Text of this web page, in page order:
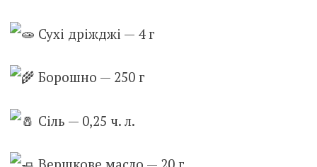
Сухі дріжджі — 4 г
Борошно — 250 г
Сіль — 0,25 ч. л.